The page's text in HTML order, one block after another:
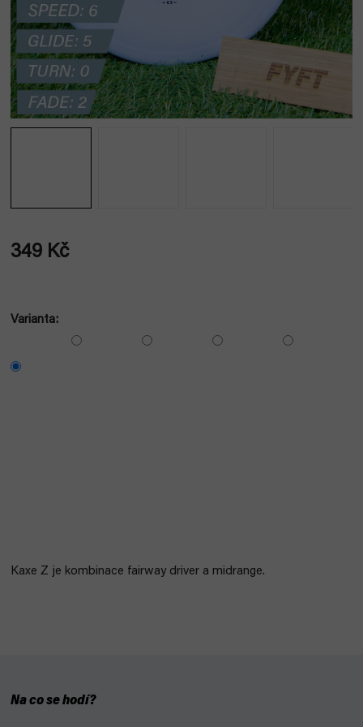
349 Kč
Varianta
Kaxe Z je kombinace fairway driver a midrange.
Na co se hodí?